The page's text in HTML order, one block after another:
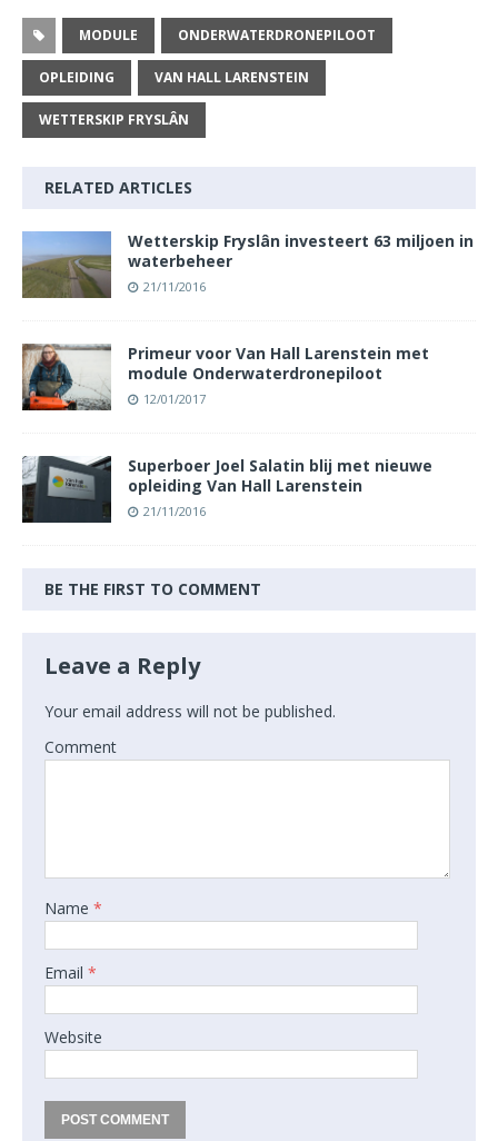
MODULE ONDERWATERDRONEPILOOT
OPLEIDING VAN HALL LARENSTEIN
WETTERSKIP FRYSLÂN
RELATED ARTICLES
Wetterskip Fryslân investeert 63 miljoen in
waterbeheer
21/11/2016
Primeur voor Van Hall Larenstein met
module Onderwaterdronepiloot
12/01/2017
Superboer Joel Salatin blij met nieuwe
opleiding Van Hall Larenstein
21/11/2016
BE THE FIRST TO COMMENT
Leave a Reply
Your email address will not be published.
Comment
Name *
Email *
Website